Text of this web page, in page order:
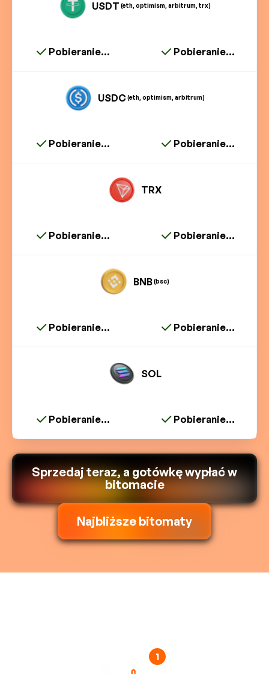
USDT (eth, optimism, arbitrum, trx)
Pobieranie... Pobieranie...
USDC(eth, optimism, arbitrum)
Pobieranie... Pobieranie...
TRX
Pobieranie... Pobieranie...
BNB(bsc)
Pobieranie... Pobieranie...
SOL
Pobieranie... Pobieranie...
Sprzedaj teraz, a gotówkę wypłać w
bitomacie
Najbliższe bitomaty
1